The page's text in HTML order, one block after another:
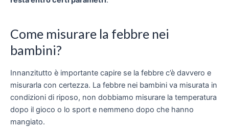
Come misurare la febbre nei
bambini?
Innanzitutto è importante capire se la febbre c’è davvero e
misurarla con certezza. La febbre nei bambini va misurata in
condizioni di riposo, non dobbiamo misurare la temperatura
dopo il gioco o lo sport e nemmeno dopo che hanno
mangiato.